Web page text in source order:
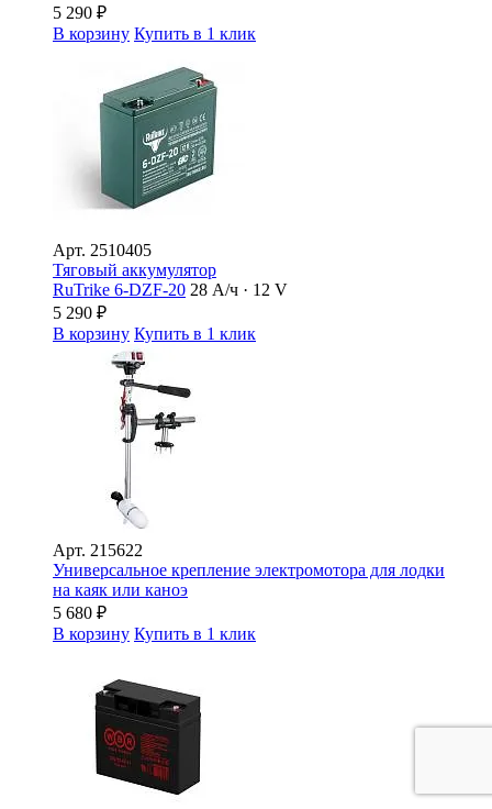
5 290 ₽
В корзину Купить в 1 клик
Арт. 2510405
Тяговый аккумулятор
RuTrike 6-DZF-20 28 А/ч · 12 V
5 290 ₽
В корзину Купить в 1 клик
Арт. 215622
Универсальное крепление электромотора для лодки
на каяк или каноэ
5 680 ₽
В корзину Купить в 1 клик